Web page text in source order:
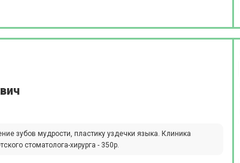
зубов мудрости, пластику уздечки языка. Клиника
стоматолога-хирурга - 350р.